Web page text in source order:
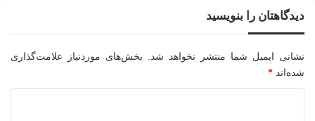
دیدگاهتان را بنویسید
نشانی ایمیل شما منتشر نخواهد شد.
بخش‌های موردنیاز علامت‌گذاری
شده‌اند *